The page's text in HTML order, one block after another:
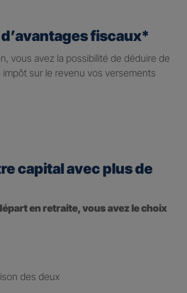
fiscaux*
vous avez la possibilité de déduire de
impôt sur le revenu vos versements
capital avec plus de
en retraite, vous avez le choix
des deux